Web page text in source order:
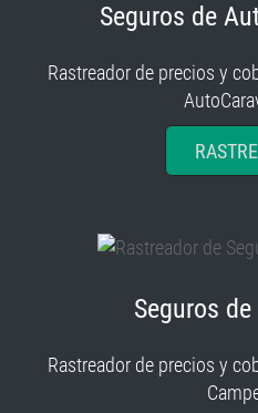
Seguros de
Rastreador de precios y
Seguros
Rastreador de precios y